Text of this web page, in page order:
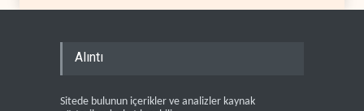
Alıntı
Sitede bulunun içerikler ve analizler kaynak